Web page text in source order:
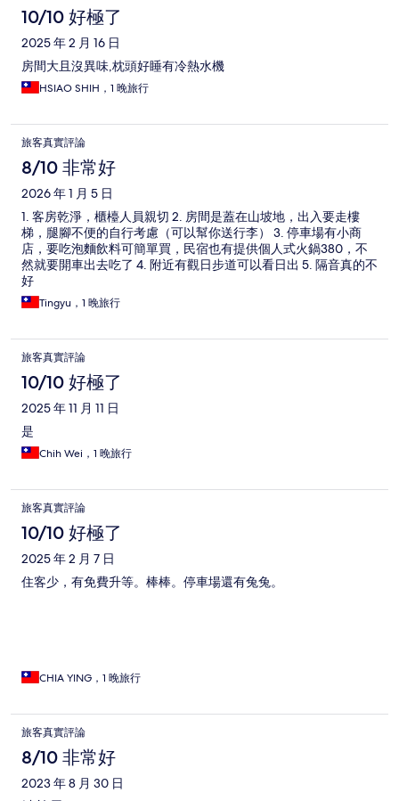
10/10 好極了
2025 年 2 月 16 日
房間大且沒異味,枕頭好睡有冷熱水機
HSIAO SHIH，1 晚旅行
旅客真實評論
8/10 非常好
2026 年 1 月 5 日
1. 客房乾淨，櫃檯人員親切 2. 房間是蓋在山坡地，出入要走樓
梯，腿腳不便的自行考慮（可以幫你送行李） 3. 停車場有小商
店，要吃泡麵飲料可簡單買，民宿也有提供個人式火鍋380，不
然就要開車出去吃了 4. 附近有觀日步道可以看日出 5. 隔音真的不
好
Tingyu，1 晚旅行
旅客真實評論
10/10 好極了
2025 年 11 月 11 日
是
Chih Wei，1 晚旅行
旅客真實評論
10/10 好極了
2025 年 2 月 7 日
住客少，有免費升等。棒棒。停車場還有兔兔。
CHIA YING，1 晚旅行
旅客真實評論
8/10 非常好
2023 年 8 月 30 日